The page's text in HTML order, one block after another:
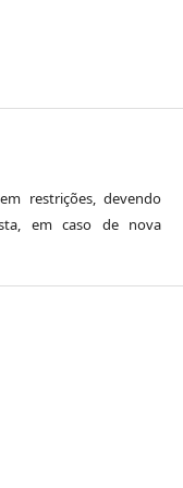
restrições, devendo
em caso de nova